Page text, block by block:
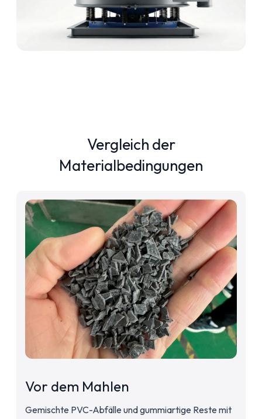
Vergleich der
Materialbedingungen
Vor dem Mahlen
Gemischte PVC-Abfälle und gummiartige Reste mit